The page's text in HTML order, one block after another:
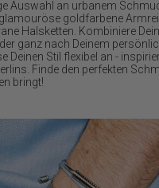
Auswahl an urbanem
goldfarbene
Halsketten. Kombiniere
ganz nach Deinem
Deinen Stil flexibel an -
Finde den perfekten
bringt!